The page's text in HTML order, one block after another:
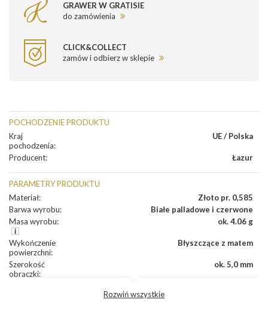
GRAWER W GRATISIE
do zamówienia
CLICK&COLLECT
zamów i odbierz w sklepie
POCHODZENIE PRODUKTU
Kraj
pochodzenia:
UE / Polska
Producent: Łazur
PARAMETRY PRODUKTU
Materiał:
Złoto pr. 0,585
Barwa wyrobu:
Białe palladowe i czerwone
Masa wyrobu: ok. 4.06 g
Wykończenie
powierzchni:
Błyszczące z matem
Szerokość
obrączki:
ok. 5,0 mm
Rozwiń wszystkie